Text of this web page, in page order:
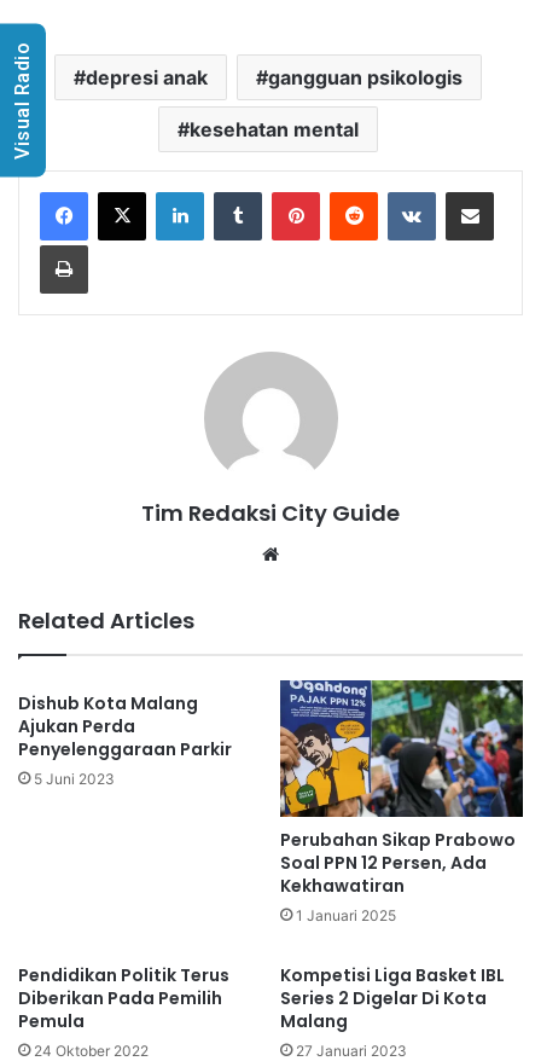
depresi anak gangguan psikologis
kesehatan mental
LinkedInTumblr PinterestReddit VKontakteShare via Email
Print
Tim Redaksi City Guide
Related Articles
Dishub Kota Malang
Ajukan Perda
Penyelenggaraan Parkir
5 Juni 2023
Perubahan Sikap Prabowo
Soal PPN 12 Persen, Ada
Kekhawatiran
1 Januari 2025
Pendidikan Politik Terus
Diberikan Pada Pemilih
Pemula
24 Oktober 2022
Kompetisi Liga Basket IBL
Series 2 Digelar Di Kota
Malang
27 Januari 2023
Visual Radio